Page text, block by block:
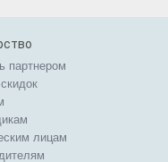
партнером
лицам